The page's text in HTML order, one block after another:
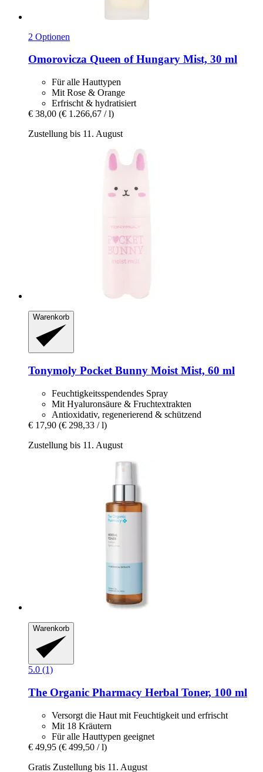
2 Optionen
Omorovicza Queen of Hungary Mist, 30 ml
Für alle Hauttypen
Mit Rose & Orange
Erfrischt & hydratisiert
€ 38,00 (€ 1.266,67 / l)
Zustellung bis 11. August
Warenkorb
Tonymoly Pocket Bunny Moist Mist, 60 ml
Feuchtigkeitsspendendes Spray
Mit Hyaluronsäure & Fruchtextrakten
Antioxidativ, regenerierend & schützend
€ 17,90 (€ 298,33 / l)
Zustellung bis 11. August
Warenkorb
5.0 (1)
The Organic Pharmacy Herbal Toner, 100 ml
Versorgt die Haut mit Feuchtigkeit und erfrischt
Mit 18 Kräutern
Für alle Hauttypen geeignet
€ 49,95 (€ 499,50 / l)
Gratis Zustellung bis 11. August